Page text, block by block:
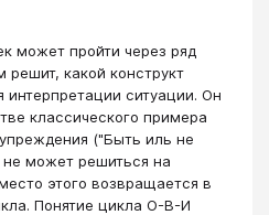
может пройти через ряд
какой конструкт
интерпретации ситуации. Он
классического примера
("Быть иль не
не может решиться на
этого возвращается в
Понятие цикла О-В-И